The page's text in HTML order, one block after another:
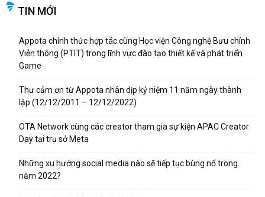
TIN MỚI
Appota chính thức hợp tác cùng Học viện Công nghệ Bưu chính
Viễn thông (PTIT) trong lĩnh vực đào tạo thiết kế và phát triển
Game
Thư cảm ơn từ Appota nhân dịp kỷ niệm 11 năm ngày thành
lập (12/12/2011 – 12/12/2022)
OTA Network cùng các creator tham gia sự kiện APAC Creator
Day tại trụ sở Meta
Những xu hướng social media nào sẽ tiếp tục bùng nổ trong
năm 2022?